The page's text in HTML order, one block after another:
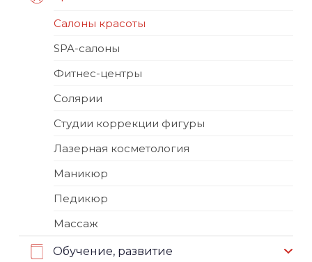
Салоны красоты
SPA-салоны
Фитнес-центры
Солярии
Студии коррекции фигуры
Лазерная косметология
Маникюр
Педикюр
Массаж
Обучение, развитие